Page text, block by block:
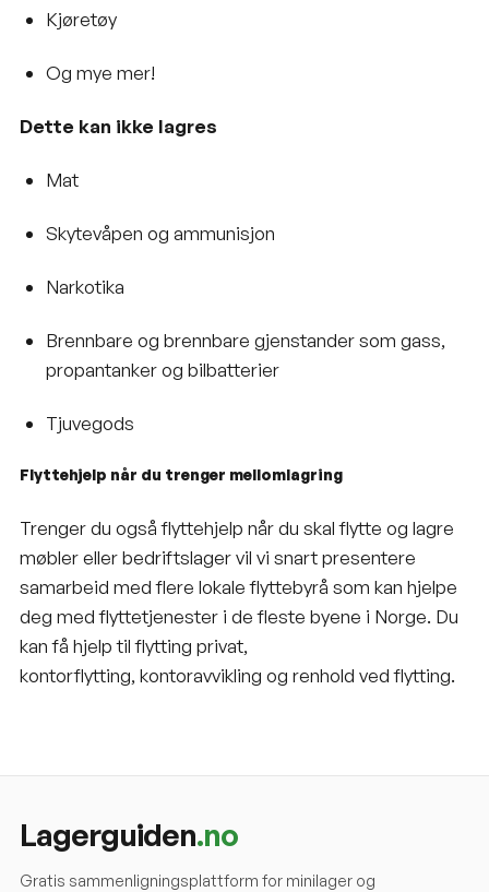
Kjøretøy
Og mye mer!
Dette kan ikke lagres
Mat
Skytevåpen og ammunisjon
Narkotika
Brennbare og brennbare gjenstander som gass,
propantanker og bilbatterier
Tjuvegods
Flyttehjelp når du trenger mellomlagring
Trenger du også flyttehjelp når du skal flytte og lagre
møbler eller bedriftslager vil vi snart presentere
samarbeid med flere lokaleflyttebyrå som kan hjelpe
deg med flyttetjenester i de fleste byene i Norge. Du
kan få hjelp til flytting privat,
kontorflytting, kontoravvikling og renhold ved flytting.
Lagerguiden.no
Gratis sammenligningsplattform for minilager og